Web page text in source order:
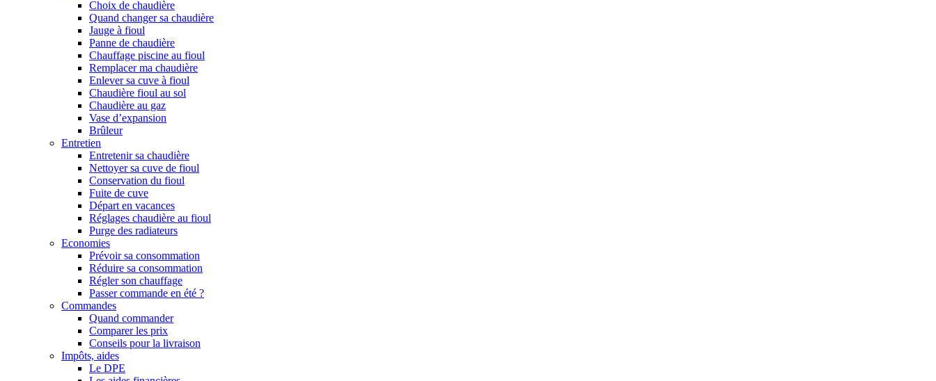
Choix de chaudière
Quand changer sa chaudière
Jauge à fioul
Panne de chaudière
Chauffage piscine au fioul
Remplacer ma chaudière
Enlever sa cuve à fioul
Chaudière fioul au sol
Chaudière au gaz
Vase d’expansion
Brûleur
Entretien
Entretenir sa chaudière
Nettoyer sa cuve de fioul
Conservation du fioul
Fuite de cuve
Départ en vacances
Réglages chaudière au fioul
Purge des radiateurs
Economies
Prévoir sa consommation
Réduire sa consommation
Régler son chauffage
Passer commande en été ?
Commandes
Quand commander
Comparer les prix
Conseils pour la livraison
Impôts, aides
Le DPE